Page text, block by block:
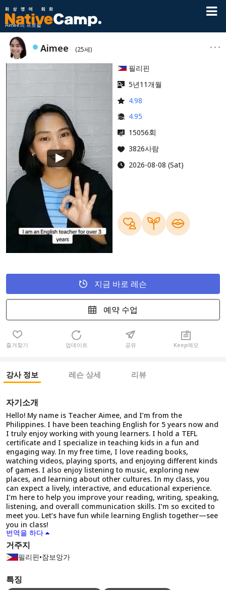
Aimee의 프로필
Aimee (25세)
필리핀
5년11개월
4.98
4.95
15056회
3826사람
2026-08-08 (Sat)
지금 바로 레슨
예약 수업
즐겨찾기 업데이트 공유 Keep메모
강사 정보 레슨 상세 리뷰
자기소개
Hello! My name is Teacher Aimee, and I’m from the
Philippines. I have been teaching English for 5 years now and
I truly enjoy working with young learners. I hold a TEFL
certificate and I specialize in teaching kids in a fun and
engaging way. In my free time, I love reading books,
watching videos, playing sports, and enjoying different kinds
of games. I also enjoy listening to music, exploring new
places, and learning about other cultures. In my class, you
can expect a lively, interactive, and educational experience.
I’m here to help you improve your reading, writing, speaking,
listening, and overall communication skills. I’m so excited to
meet you. Let’s have fun while learning English together—see
you in class!
번역을 하다
거주지
필리핀•잠보앙가
특징